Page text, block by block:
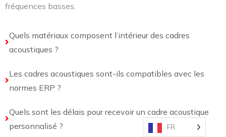
fréquences basses.
Quels matériaux composent l’intérieur des cadres
acoustiques ?
Les cadres acoustiques sont-ils compatibles avec les
normes ERP ?
Quels sont les délais pour recevoir un cadre acoustique
personnalisé ?
FR